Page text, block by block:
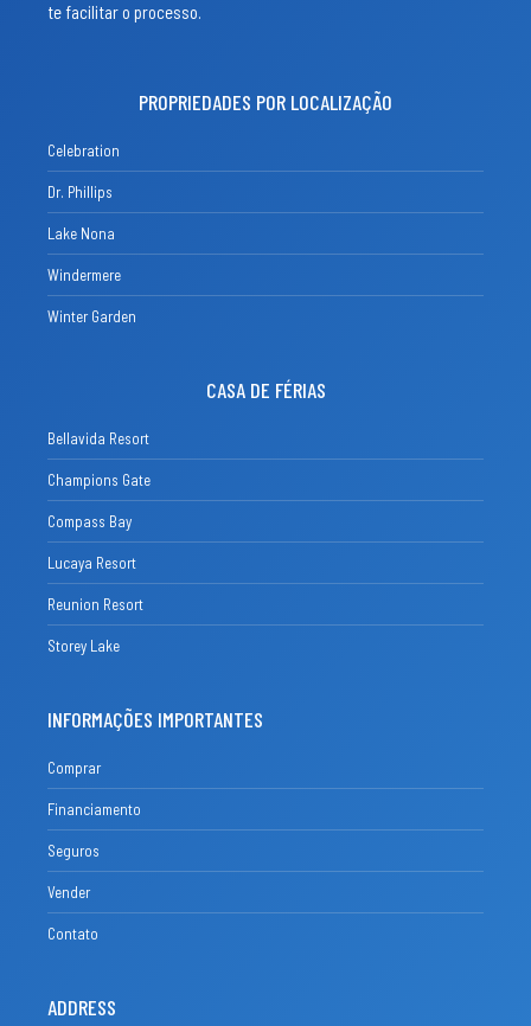
te facilitar o processo.
PROPRIEDADES POR LOCALIZAÇÃO
Celebration
Dr. Phillips
Lake Nona
Windermere
Winter Garden
CASA DE FÉRIAS
Bellavida Resort
Champions Gate
Compass Bay
Lucaya Resort
Reunion Resort
Storey Lake
INFORMAÇÕES IMPORTANTES
Comprar
Financiamento
Seguros
Vender
Contato
ADDRESS